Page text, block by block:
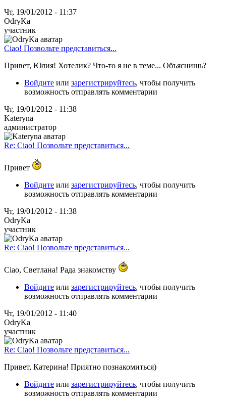
Чт, 19/01/2012 - 11:37
OdryKa
участник
Ciao! Позвольте представиться...
Привет, Юлия! Хотелик? Что-то я не в теме... Объяснишь?
Войдите или зарегистрируйтесь, чтобы получить
возможность отправлять комментарии
Чт, 19/01/2012 - 11:38
Kateryna
администратор
Re: Ciao! Позвольте представиться...
Привет
Войдите или зарегистрируйтесь, чтобы получить
возможность отправлять комментарии
Чт, 19/01/2012 - 11:38
OdryKa
участник
Re: Ciao! Позвольте представиться...
Ciao, Светлана! Рада знакомству
Войдите или зарегистрируйтесь, чтобы получить
возможность отправлять комментарии
Чт, 19/01/2012 - 11:40
OdryKa
участник
Re: Ciao! Позвольте представиться...
Привет, Катерина! Приятно познакомиться)
Войдите или зарегистрируйтесь, чтобы получить
возможность отправлять комментарии